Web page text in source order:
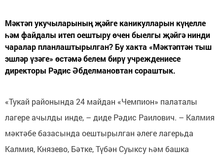
Мәктәп укучыларының җәйге каникулларын күңелле
һәм файдалы итеп оештыру өчен быелгы җәйгә нинди
чаралар планлаштырылган? Бу хакта «Мәктәптән тыш
эшләр үзәге» өстәмә белем бирү учреждениесе
директоры Рәдис Әбделмановтан сораштык.
«Тукай районында 24 майдан «Чемпион» палаталы
лагере ачылды инде, – диде Рәдис Раилович. – Калмия
мәктәбе базасында оештырылган әлеге лагерьда
Калмия, Князево, Бәтке, Түбән Суыксу һәм башка